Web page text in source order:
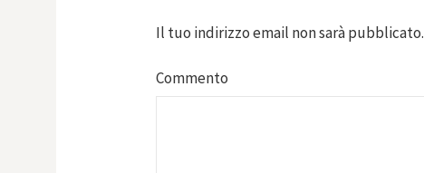
Il tuo indirizzo email non sarà pubblicato.
Commento